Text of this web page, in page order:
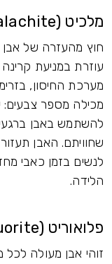
מלכיט (Malachite) – אבן נחושת נגד כאב
חוץ מהעזרה של אבן
עוזרת במניעת
מערכת החיסון,
מכילה מספר צבעים:
להשתמש באבן
שחוויתם. האבן
לנשים בזמן כאבי
הלידה.
פלואוריט (Fluorite) – מתמחה באיזון והרגעה
זוהי אבן מעולה